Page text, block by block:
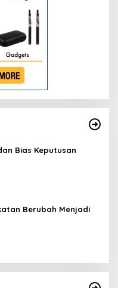
Bias Keputusan
Berubah Menjadi